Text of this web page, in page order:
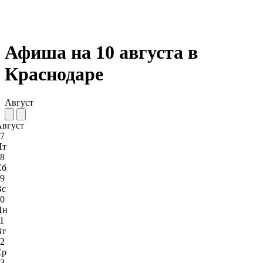
Афиша на 10 августа в
Краснодаре
Август